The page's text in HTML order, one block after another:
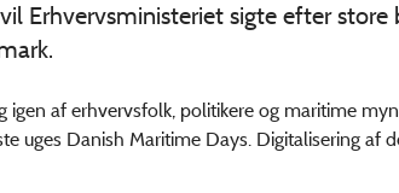
Erhvervsministeriet sigte efter
igen af erhvervsfolk, politikere og maritime
uges Danish Maritime Days. Digitalisering af